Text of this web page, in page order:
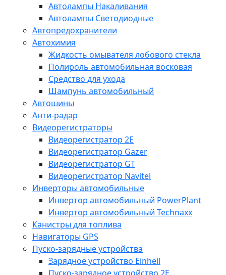
Автолампы Накаливания
Автолампы Светодиодные
Автопредохранители
Автохимия
Жидкость омывателя лобового стекла
Полироль автомобильная восковая
Средство для ухода
Шампунь автомобильный
Автошины
Анти-радар
Видеорегистраторы
Видеорегистратор 2E
Видеорегистратор Gazer
Видеорегистратор GT
Видеорегистратор Navitel
Инверторы автомобильные
Инвертор автомобильный PowerPlant
Инвертор автомобильный Technaxx
Канистры для топлива
Навигаторы GPS
Пуско-зарядные устройства
Зарядное устройство Einhell